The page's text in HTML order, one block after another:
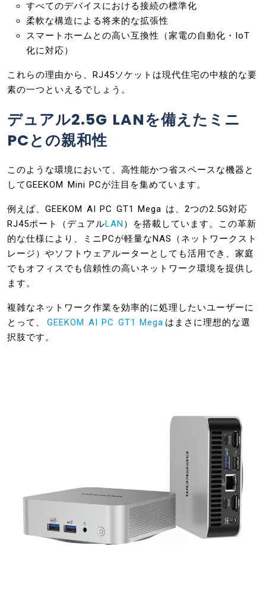
すべてのデバイスにおける接続の標準化
柔軟な構造による将来的な拡張性
スマートホームとの高い互換性（家電の自動化・IoT
化に対応）
これらの理由から、RJ45ソケットは現代住宅の中核的な要
素の一つといえるでしょう。
デュアル2.5G LANを備えたミニ
PCとの親和性
このような環境において、高性能かつ省スペースな機器と
してGEEKOM Mini PCが注目を集めています。
例えば、GEEKOM AI PC GT1 Mega は、2つの2.5G対応
RJ45ポート（デュアルLAN ）を搭載しています。この革新
的な仕様により、ミニPCが軽量なNAS（ネットワークスト
レージ）やソフトウェアルーターとしても活用でき、家庭
でもオフィスでも信頼性の高いネットワーク環境を提供し
ます。
複雑なネットワーク作業を効率的に処理したいユーザーに
とって、
GEEKOM AI PC GT1 Mega はまさに理想的な選
択肢です。